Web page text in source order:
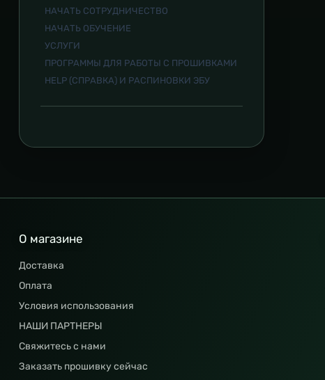
НАЧАТЬ СОТРУДНИЧЕСТВО
НАЧАТЬ ОБУЧЕНИЕ
УСЛУГИ
ПРОГРАММЫ ДЛЯ РАБОТЫ С ПРОШИВКАМИ
HELP (СПРАВКА) И РАСПИНОВКИ ЭБУ
О магазине
Доставка
Оплата
Условия использования
НАШИ ПАРТНЕРЫ
Свяжитесь с нами
Заказать прошивку сейчас